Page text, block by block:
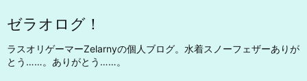
ゼラオログ！
ラスオリゲーマーZelarnyの個人ブログ。水着スノーフェザーありが
とう……。ありがとう……。